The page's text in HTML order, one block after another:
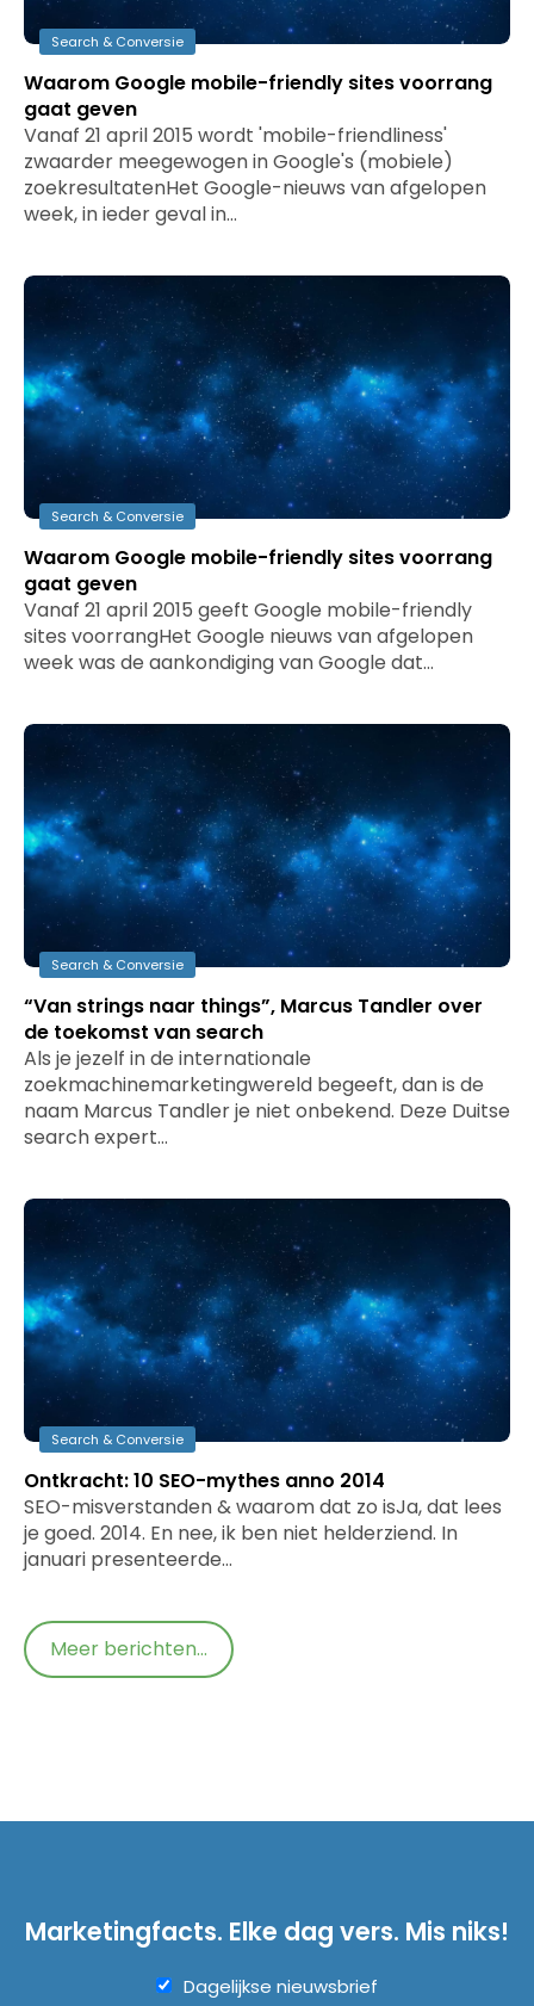
Search & Conversie
Waarom Google mobile-friendly sites voorrang
gaat geven
Vanaf 21 april 2015 wordt 'mobile-friendliness'
zwaarder meegewogen in Google's (mobiele)
zoekresultatenHet Google-nieuws van afgelopen
week, in ieder geval in…
Search & Conversie
Waarom Google mobile-friendly sites voorrang
gaat geven
Vanaf 21 april 2015 geeft Google mobile-friendly
sites voorrangHet Google nieuws van afgelopen
week was de aankondiging van Google dat…
Search & Conversie
“Van strings naar things”, Marcus Tandler over
de toekomst van search
Als je jezelf in de internationale
zoekmachinemarketingwereld begeeft, dan is de
naam Marcus Tandler je niet onbekend. Deze Duitse
search expert…
Search & Conversie
Ontkracht: 10 SEO-mythes anno 2014
SEO-misverstanden & waarom dat zo isJa, dat lees
je goed. 2014. En nee, ik ben niet helderziend. In
januari presenteerde…
Meer berichten...
Marketingfacts. Elke dag vers. Mis niks!
Dagelijkse nieuwsbrief